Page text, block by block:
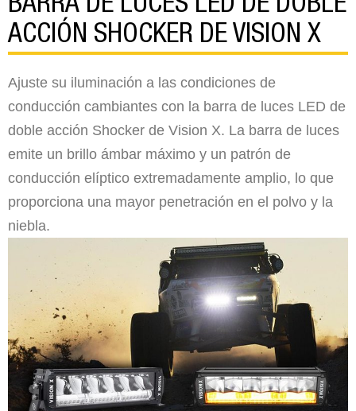
BARRA DE LUCES LED DE DOBLE
ACCIÓN SHOCKER DE VISION X
Ajuste su iluminación a las condiciones de
conducción cambiantes con la barra de luces LED de
doble acción Shocker de Vision X. La barra de luces
emite un brillo ámbar máximo y un patrón de
conducción elíptico extremadamente amplio, lo que
proporciona una mayor penetración en el polvo y la
niebla.